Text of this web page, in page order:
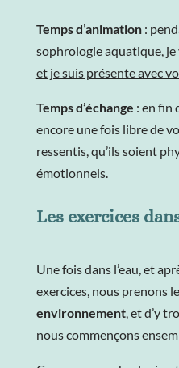
Temps d’animation:
sophrologie aquatique, je
et je suis présente avec
Temps d’échange : en fin
encore une fois libre de
ressentis, qu’ils soient
émotionnels.
Les exercices
Une fois dans l’eau, et
exercices, nous prenons
environnement, et d’y
nous commençons